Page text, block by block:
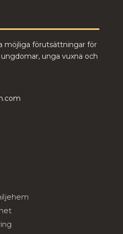
möjliga förutsättningar för
unga vuxna och